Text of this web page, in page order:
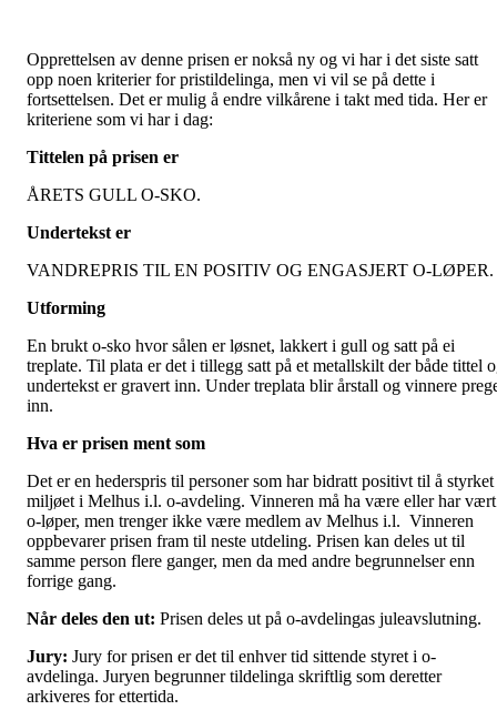
Opprettelsen av denne prisen er nokså ny og vi har i det siste satt
opp noen kriterier for pristildelinga, men vi vil se på dette i
fortsettelsen. Det er mulig å endre vilkårene i takt med tida. Her er
kriteriene som vi har i dag:
Tittelen på prisen er
ÅRETS GULL O-SKO.
Undertekst er
VANDREPRIS TIL EN POSITIV OG ENGASJERT O-LØPER.
Utforming
En brukt o-sko hvor sålen er løsnet, lakkert i gull og satt på ei
treplate. Til plata er det i tillegg satt på et metallskilt der både tittel
undertekst er gravert inn. Under treplata blir årstall og vinnere
inn.
Hva er prisen ment som
Det er en hederspris til personer som har bidratt positivt til å styrket
miljøet i Melhus i.l. o-avdeling. Vinneren må ha være eller har vært
o-løper, men trenger ikke være medlem av Melhus i.l. Vinneren
oppbevarer prisen fram til neste utdeling. Prisen kan deles ut til
samme person flere ganger, men da med andre begrunnelser enn
forrige gang.
Når deles den ut: Prisen deles ut på o-avdelingas juleavslutning.
Jury: Jury for prisen er det til enhver tid sittende styret i o-
avdelinga. Juryen begrunner tildelinga skriftlig som deretter
arkiveres for ettertida.